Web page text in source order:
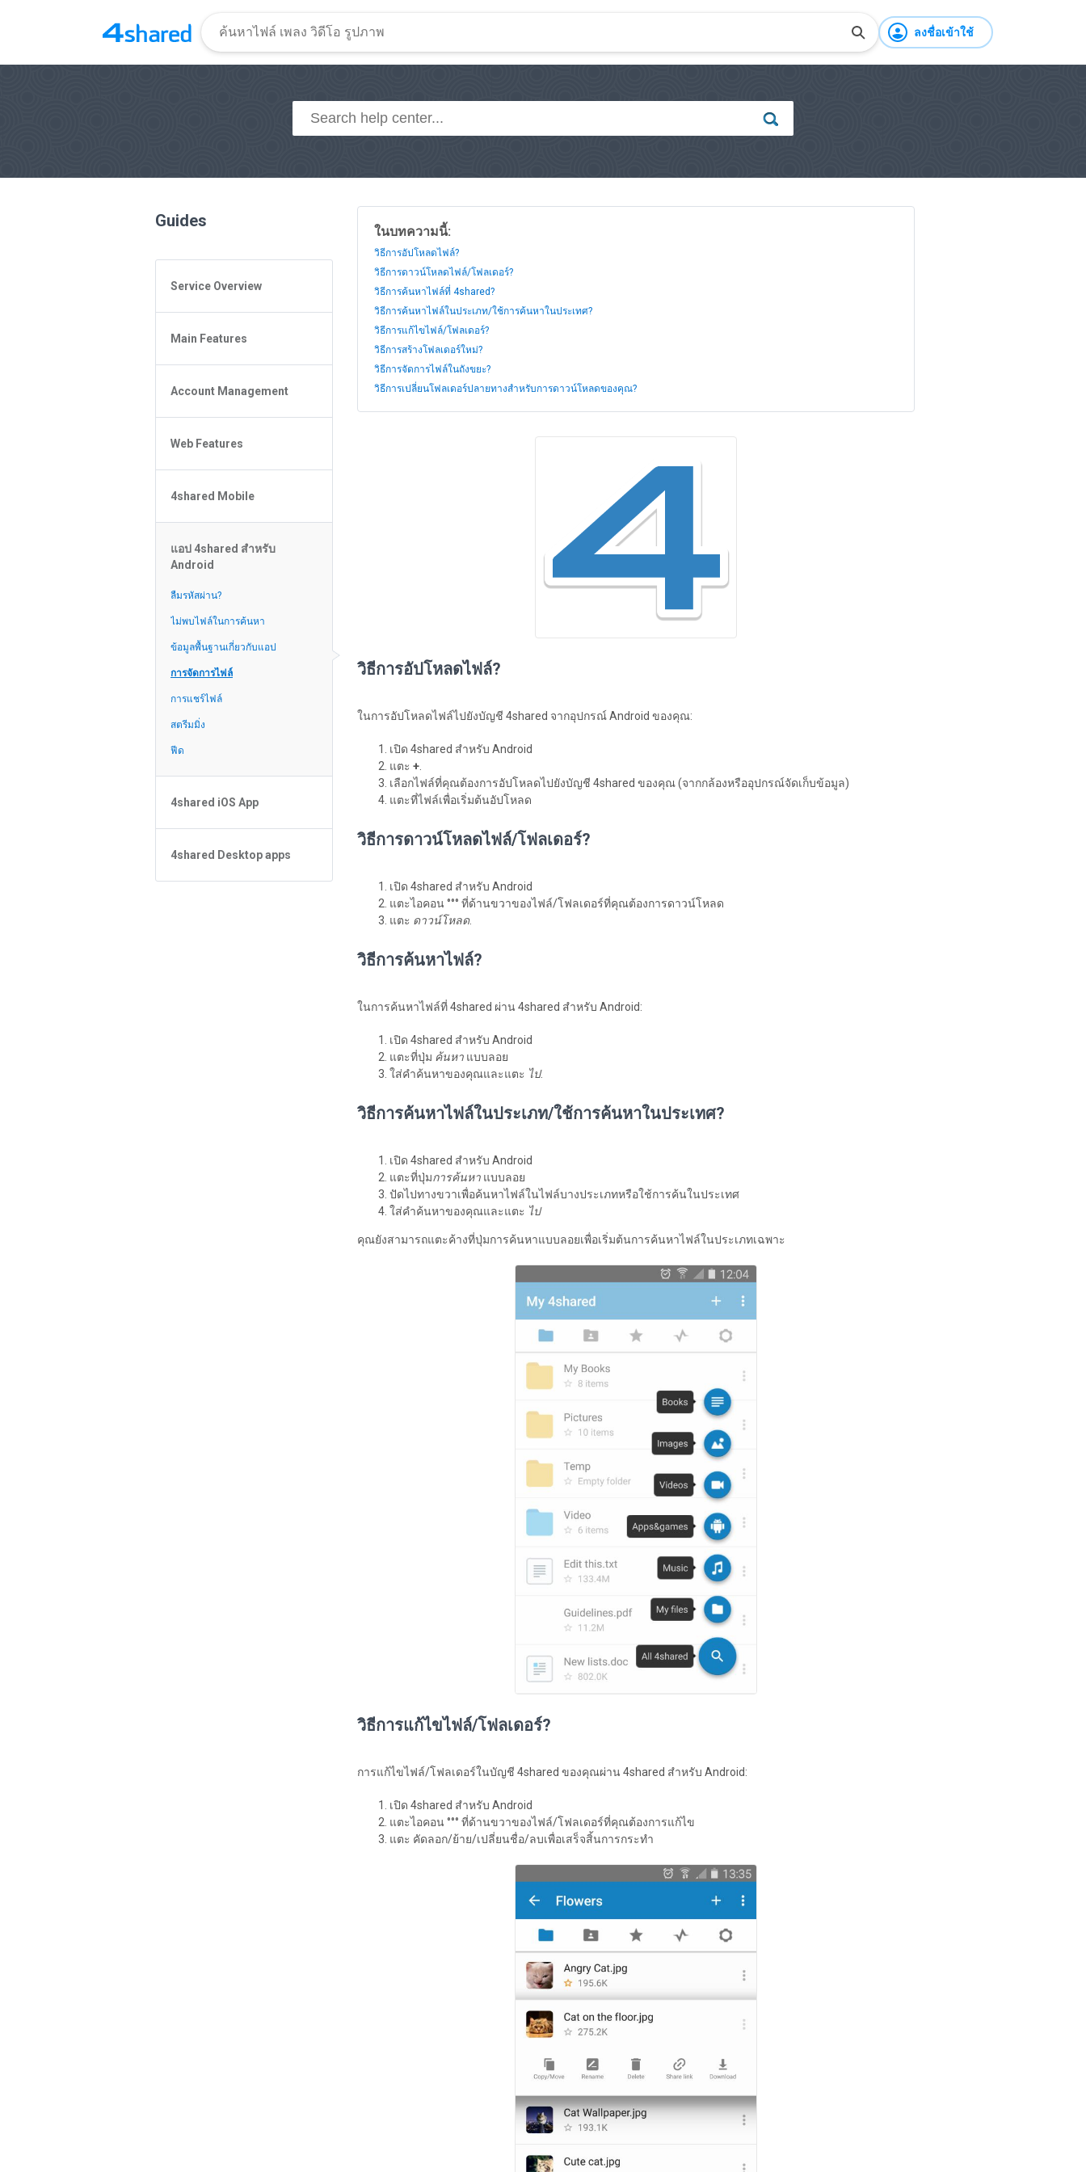
ลงชื่อเข้าใช้
Guides
Service Overview
General Questions
Access to 4shared
Policy of the Site
4shared Reseller Program
Main Features
File or Folder Upload
File or Folder Download
Search Features
File or Folder Sharing
Social Features
Account Management
File or Folder Management
4shared Account Customization
4shared Premium Account
Web Features
Extra options for apk file owners
Online Music Player
Web Browsing Features
Image Viewer
4shared Mobile
4shared Music App for Android
4shared Note App for Android
iOS
4shared for Windows Phone
4shared Reader App for Android
แอป 4shared สำหรับ
Android
ลืมรหัสผ่าน?
ไม่พบไฟล์ในการค้นหา
ข้อมูลพื้นฐานเกี่ยวกับแอป
การจัดการไฟล์
การแชร์ไฟล์
สตรีมมิ่ง
ฟีด
4shared iOS App
Forgot Password
ข้อมูลพื้นฐานเกี่ยวกับแอป
การจัดการไฟล์
4shared Desktop apps
4shared Desktop app for
ในบทความนี้:
วิธีการอัปโหลดไฟล์?
วิธีการดาวน์โหลดไฟล์/โฟลเดอร์?
วิธีการค้นหาไฟล์ที่ 4shared?
วิธีการค้นหาไฟล์ในประเภท/ใช้การค้นหาในประเทศ?
วิธีการแก้ไขไฟล์/โฟลเดอร์?
วิธีการสร้างโฟลเดอร์ใหม่?
วิธีการจัดการไฟล์ในถังขยะ?
วิธีการเปลี่ยนโฟลเดอร์ปลายทางสำหรับการดาวน์โหลดของคุณ?
วิธีการอัปโหลดไฟล์?
ในการอัปโหลดไฟล์ไปยังบัญชี 4shared จากอุปกรณ์ Android ของคุณ:
เปิด 4shared สำหรับ Android
แตะ +
เลือกไฟล์ที่คุณต้องการอัปโหลดไปยังบัญชี 4shared ของคุณ (จากกล้องหรืออุปกรณ์จัดเก็บข้อมูล)
แตะที่ไฟล์เพื่อเริ่มต้นอัปโหลด
วิธีการดาวน์โหลดไฟล์/โฟลเดอร์?
เปิด 4shared สำหรับ Android
แตะไอคอน °°° ที่ด้านขวาของไฟล์/โฟลเดอร์ที่คุณต้องการดาวน์โหลด
แตะ ดาวน์โหลด.
วิธีการค้นหาไฟล์?
ในการค้นหาไฟล์ที่ 4shared ผ่าน 4shared สำหรับ Android:
เปิด 4shared สำหรับ Android
แตะที่ปุ่ม ค้นหา แบบลอย
ใส่คำค้นหาของคุณและแตะ ไป.
วิธีการค้นหาไฟล์ในประเภท/ใช้การค้นหาในประเทศ?
เปิด 4shared สำหรับ Android
แตะที่ปุ่มการค้นหา แบบลอย
ปัดไปทางขวาเพื่อค้นหาไฟล์ในไฟล์บางประเภทหรือใช้การค้นในประเทศ
ใส่คำค้นหาของคุณและแตะ ไป
คุณยังสามารถแตะค้างที่ปุ่มการค้นหาแบบลอยเพื่อเริ่มต้นการค้นหาไฟล์ในประเภทเฉพาะ
วิธีการแก้ไขไฟล์/โฟลเดอร์?
การแก้ไขไฟล์/โฟลเดอร์ในบัญชี 4shared ของคุณผ่าน 4shared สำหรับ Android:
เปิด 4shared สำหรับ Android
แตะไอคอน °°° ที่ด้านขวาของไฟล์/โฟลเดอร์ที่คุณต้องการแก้ไข
แตะ คัดลอก/ย้าย/เปลี่ยนชื่อ/ลบเพื่อเสร็จสิ้นการกระทำ